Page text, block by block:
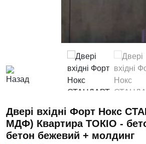
Двері вхідні Форт Нокс
МДФ) Квартира ТОКІО -
бетон бежевий + молдинг